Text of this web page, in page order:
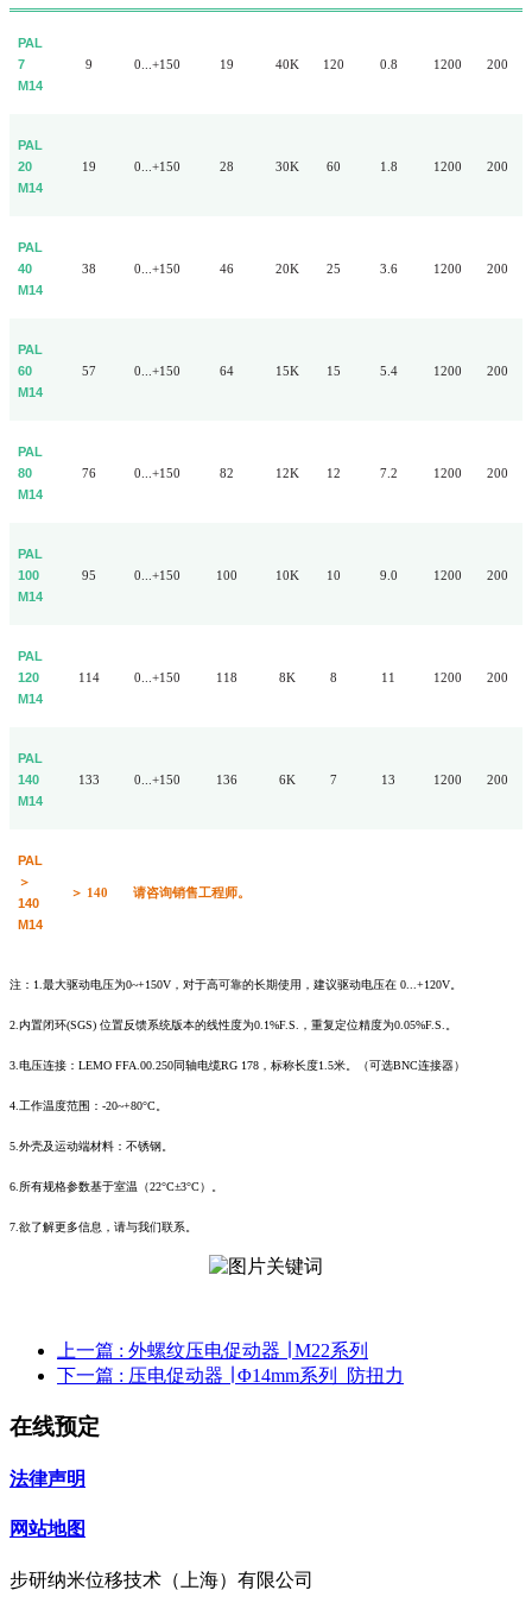
PAL
7
M14
9 0...+150 19 40K 120 0.8 1200 200
PAL
20
M14
19 0...+150 28 30K 60 1.8 1200 200
PAL
40
M14
38 0...+150 46 20K 25 3.6 1200 200
PAL
60
M14
57 0...+150 64 15K 15 5.4 1200 200
PAL
80
M14
76 0...+150 82 12K 12 7.2 1200 200
PAL
100
M14
95 0...+150 100 10K 10 9.0 1200 200
PAL
120
M14
114 0...+150 118 8K 8 11 1200 200
PAL
140
M14
133 0...+150 136 6K 7 13 1200 200
PAL
＞
140
M14
＞ 140 请咨询销售工程师。
注：1.最大驱动电压为0~+150V，对于高可靠的长期使用，建议驱动电压在 0...+120V。
2.内置闭环(SGS) 位置反馈系统版本的线性度为0.1%F.S.，重复定位精度为0.05%F.S.。
3.电压连接：LEMO FFA.00.250同轴电缆RG 178，标称长度1.5米。（可选BNC连接器）
4.工作温度范围：-20~+80°C。
5.外壳及运动端材料：不锈钢。
6.所有规格参数基于室温（22°C±3°C）。
7.欲了解更多信息，请与我们联系。
上一篇 : 外螺纹压电促动器 ∣ M22系列
下一篇 : 压电促动器 ∣ Φ14mm系列_防扭力
在线预定
法律声明
网站地图
步研纳米位移技术（上海）有限公司